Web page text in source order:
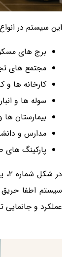
این سیستم در
برج های
مجتمع های
کارخانه ها و
سوله ها و
بیمارستان ها
مدارس و
پارکینگ های
در
سیستم اطفا
عملکرد و جانمایی